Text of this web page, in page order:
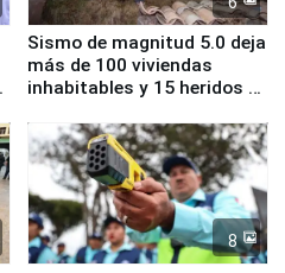
Sismo de magnitud 5.0 deja
más de 100 viviendas
inhabitables y 15 heridos en
8